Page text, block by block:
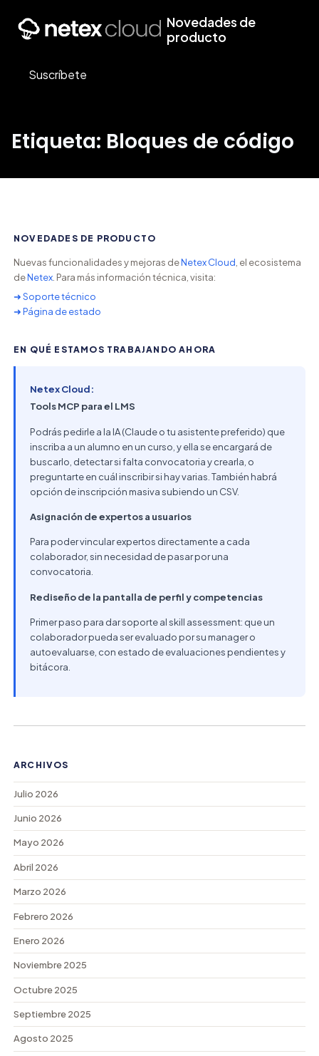
Novedades de
producto
Suscríbete
Etiqueta: Bloques de código
NOVEDADES DE PRODUCTO
Nuevas funcionalidades y mejoras deNetex Cloud , el ecosistema
deNetex. Para más información técnica, visita:
➜ Soporte técnico
➜ Página de estado
EN QUÉ ESTAMOS TRABAJANDO AHORA
Netex Cloud:
Tools MCP para el LMS
Podrás pedirle a la IA (Claude o tu asistente preferido) que
inscriba a un alumno en un curso, y ella se encargará de
buscarlo, detectar si falta convocatoria y crearla, o
preguntarte en cuál inscribir si hay varias. También habrá
opción de inscripción masiva subiendo un CSV.
Asignación de expertos a usuarios
Para poder vincular expertos directamente a cada
colaborador, sin necesidad de pasar por una
convocatoria.
Rediseño de la pantalla de perfil y competencias
Primer paso para dar soporte al skill assessment: que un
colaborador pueda ser evaluado por su manager o
autoevaluarse, con estado de evaluaciones pendientes y
bitácora.
ARCHIVOS
Julio 2026
Junio 2026
Mayo 2026
Abril 2026
Marzo 2026
Febrero 2026
Enero 2026
Noviembre 2025
Octubre 2025
Septiembre 2025
Agosto 2025